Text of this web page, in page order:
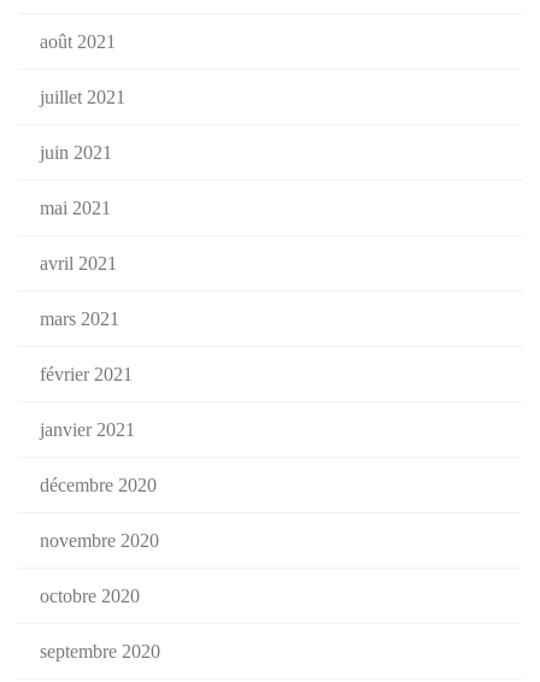
août 2021
juillet 2021
juin 2021
mai 2021
avril 2021
mars 2021
février 2021
janvier 2021
décembre 2020
novembre 2020
octobre 2020
septembre 2020